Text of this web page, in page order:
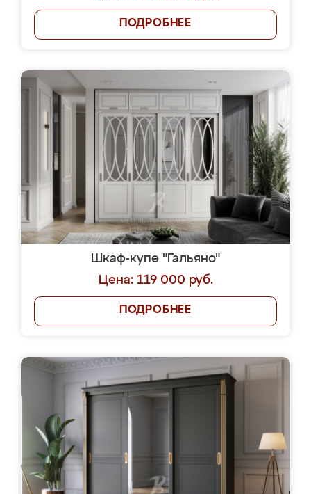
ПОДРОБНЕЕ
Шкаф-купе "Гальяно"
Цена: 119 000 руб.
ПОДРОБНЕЕ